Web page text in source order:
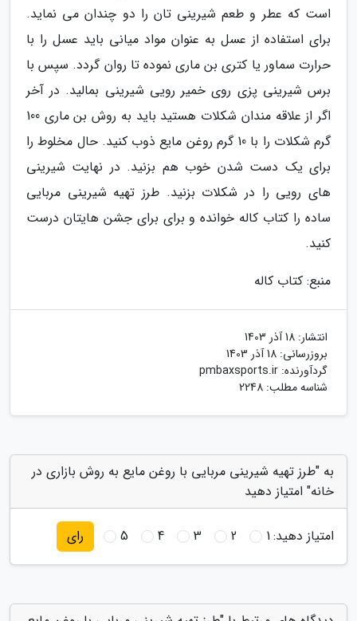
است که عطر و طعم شیرینی تان را دو چندان می نماید.
برای استفاده از عسل به عنوان مواد میانی باید عسل را با
حرارت سماور یا کتری بن ماری نموده تا روان گردد. سپس با
برس شیرینی پزی روی خمیر رویی شیرینی بمالید. در آخر
اگر از علاقه مندان شکلات هستید باید به روش بن ماری 100
گرم شکلات را با 10 گرم روغن مایع ذوب کنید. حال مخلوط را
برای یک دست شدن خوب هم بزنید. در نهایت شیرینی
های رویی را در شکلات بزنید. طرز تهیه شیرینی مربایی
ساده را کتاب کاله خوانده و برای برای جشن هایتان درست
کنید.
منبع: کتاب کاله
انتشار: 18 آذر 1403
بروزرسانی: 18 آذر 1403
گردآورنده: pmbaxsports.ir
شناسه مطلب: 2248
به "طرز تهیه شیرینی مربایی با روغن مایع به روش بازاری در
خانه" امتیاز دهید
امتیاز دهید:1
2
3
4
5 رای